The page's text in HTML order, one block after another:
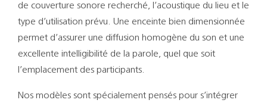
de couverture sonore recherché, l’acoustique du lieu et le
type d’utilisation prévu. Une enceinte bien dimensionnée
permet d’assurer une diffusion homogène du son et une
excellente intelligibilité de la parole, quel que soit
l’emplacement des participants.
Nos modèles sont spécialement pensés pour s’intégrer